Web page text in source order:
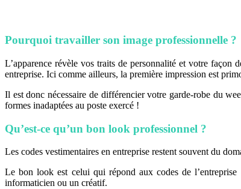
Pourquoi travailler son image professionnelle ?
L’apparence révèle vos traits de personnalité et votre
entreprise. Ici comme ailleurs, la première impression est
Il est donc nécessaire de différencier votre garde-robe du
formes inadaptées au poste exercé !
Qu’est-ce qu’un bon look professionnel ?
Les codes vestimentaires en entreprise restent souvent du
Le bon look est celui qui répond aux codes de
informaticien ou un créatif.